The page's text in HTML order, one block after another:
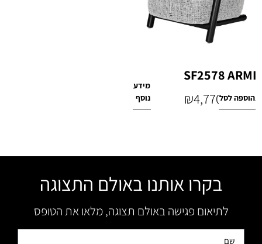
SF2578 ARMI
₪5,000
₪4,770הוספה לסל
מידע
נוסף
בקרו אותנו באולם התצוגה
לתיאום פגישה באולם תצוגה, מלאו את הטופס